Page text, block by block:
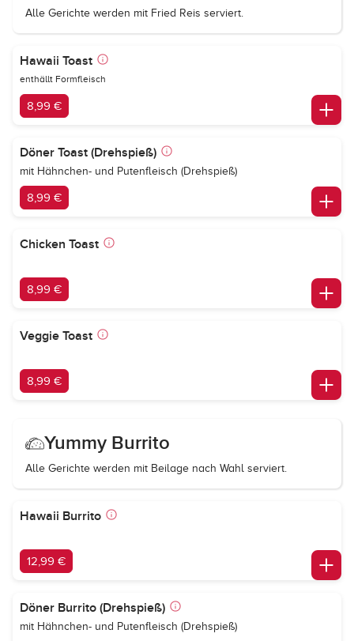
Alle Gerichte werden mit Fried Reis serviert.
Hawaii Toast
enthällt Formfleisch
8,99 €
Döner Toast (Drehspieß)
mit Hähnchen- und Putenfleisch (Drehspieß)
8,99 €
Chicken Toast
8,99 €
Veggie Toast
8,99 €
Yummy Burrito
Alle Gerichte werden mit Beilage nach Wahl serviert.
Hawaii Burrito
12,99 €
Döner Burrito (Drehspieß)
mit Hähnchen- und Putenfleisch (Drehspieß)